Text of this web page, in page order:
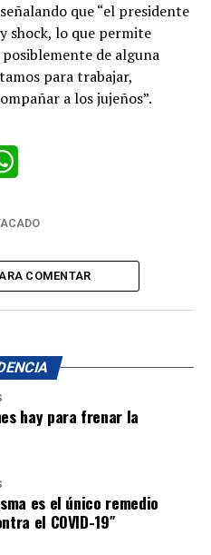
que “el presidente
shock, lo que permite
de alguna
para trabajar,
a los jujeños”.
COMENTAR
hay para frenar la
es el único remedio
el COVID-19″